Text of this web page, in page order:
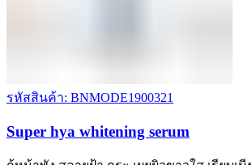
รหัสสินค้า: BNMODE1900321
Super hya whitening serum